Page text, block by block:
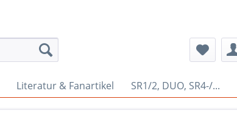
Literatur & Fanartikel SR1/2, DUO, SR4-/...